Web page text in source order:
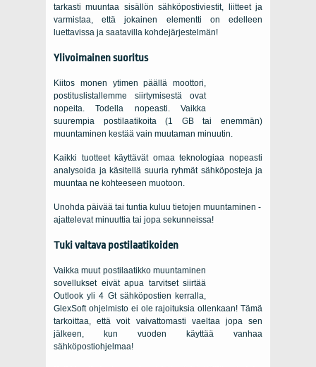
tarkasti muuntaa sisällön sähköpostiviestit, liitteet ja
varmistaa, että jokainen elementti on edelleen
luettavissa ja saatavilla kohdejärjestelmän!
Ylivoimainen suoritus
Kiitos monen ytimen päällä moottori,
postituslistallemme siirtymisestä ovat
nopeita. Todella nopeasti. Vaikka
suurempia postilaatikoita (1 GB tai enemmän)
muuntaminen kestää vain muutaman minuutin.
Kaikki tuotteet käyttävät omaa teknologiaa nopeasti
analysoida ja käsitellä suuria ryhmät sähköposteja ja
muuntaa ne kohteeseen muotoon.
Unohda päivää tai tuntia kuluu tietojen muuntaminen -
ajattelevat minuuttia tai jopa sekunneissa!
Tuki valtava postilaatikoiden
Vaikka muut postilaatikko muuntaminen
sovellukset eivät apua tarvitset siirtää
Outlook yli 4 Gt sähköpostien kerralla,
GlexSoftohjelmisto ei ole rajoituksia ollenkaan! Tämä
tarkoittaa, että voit vaivattomasti vaeltaa jopa sen
jälkeen, kun vuoden käyttää vanhaa
sähköpostiohjelmaa!